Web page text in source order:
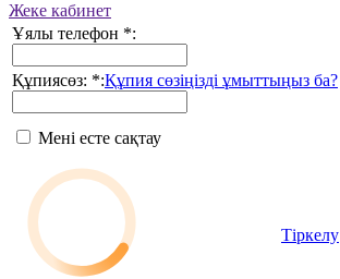
Жеке кабинет
Ұялы телефон *:
Құпиясөз: *:Құпия сөзіңізді ұмыттыңыз ба?
Мені есте сақтау
Тіркелу